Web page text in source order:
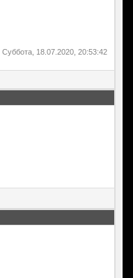
Суббота, 18.07.2020, 20:53:42